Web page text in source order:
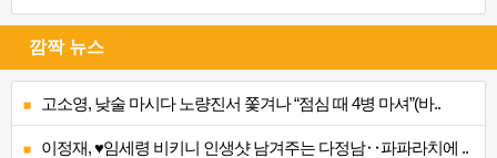
깜짝 뉴스
고소영, 낮술 마시다 노량진서 쫓겨나 “점심 때 4병 마셔”(바..
이정재, ♥임세령 비키니 인생샷 남겨주는 다정남‥파파라치에 ..